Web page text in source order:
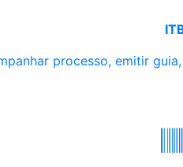
processo, emitir